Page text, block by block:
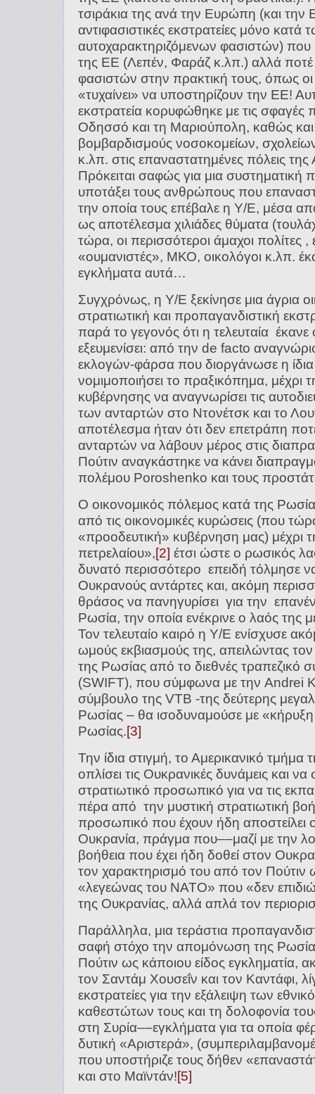
τσιράκια της ανά την Ευρώπη (και
αντιφασιστικές εκστρατείες μόνο κατά
αυτοχαρακτηριζόμενων φασιστών) που
της ΕΕ (Λεπέν, Φαράζ κ.λπ.) αλλά
φασιστών στην πρακτική τους, όπως
«τυχαίνει» να υποστηρίζουν την ΕΕ!
εκστρατεία κορυφώθηκε με τις
Οδησσό και τη Μαριούπολη, καθώς και
βομβαρδισμούς νοσοκομείων,
κ.λπ. στις επαναστατημένες πόλεις
Πρόκειται σαφώς για μια συστηματική
υποτάξει τους ανθρώπους που
την οποία τους επέβαλε η Υ/Ε, μέσα
ως αποτέλεσμα χιλιάδες θύματα
τώρα, οι περισσότεροι άμαχοι πολίτες ,
«ουμανιστές», ΜΚΟ, οικολόγοι κ.λπ.
εγκλήματα αυτά…
Συγχρόνως, η Υ/Ε ξεκίνησε μια άγρια
στρατιωτική και προπαγανδιστική
παρά το γεγονός ότι η τελευταία
εξευμενίσει: από την de facto
εκλογών-φάρσα που διοργάνωσε η
νομιμοποιήσει το πραξικόπημα, μέχρι
κυβέρνησης να αναγνωρίσει τις
των ανταρτών στο Ντονέτσκ και το
αποτέλεσμα ήταν ότι δεν επετράπη
ανταρτών να λάβουν μέρος στις
Πούτιν αναγκάστηκε να κάνει
πολέμου Poroshenko και τους
Ο οικονομικός πόλεμος κατά της
από τις οικονομικές κυρώσεις (που
«προοδευτική» κυβέρνηση μας) μέχρι
πετρελαίου»,[2] έτσι ώστε ο ρωσικός
δυνατό περισσότερο επειδή τόλμησε
Ουκρανούς αντάρτες και, ακόμη
θράσος να πανηγυρίσει για την
Ρωσία, την οποία ενέκρινε ο λαός της
Τον τελευταίο καιρό η Υ/Ε ενίσχυσε
ωμούς εκβιασμούς της, απειλώντας
της Ρωσίας από το διεθνές
(SWIFT), που σύμφωνα με την Andrei
σύμβουλο της VTB -της δεύτερης
Ρωσίας – θα ισοδυναμούσε με
Ρωσίας.[3]
Την ίδια στιγμή, το Αμερικανικό
οπλίσει τις Ουκρανικές δυνάμεις και να
στρατιωτικό προσωπικό για να τις
πέρα από την μυστική στρατιωτική
προσωπικό που έχουν ήδη αποστείλει
Ουκρανία, πράγμα που––μαζί με την
βοήθεια που έχει ήδη δοθεί στον
τον χαρακτηρισμό του από τον Πούτιν
«λεγεώνας του ΝΑΤΟ» που «δεν
της Ουκρανίας, αλλά απλά τον
Παράλληλα, μια τεράστια
σαφή στόχο την απομόνωση της
Πούτιν ως κάποιου είδος εγκληματία,
τον Σαντάμ Χουσεΐν και τον Καντάφι,
εκστρατείες για την εξάλειψη των
καθεστώτων τους και τη δολοφονία
στη Συρία––εγκλήματα για τα οποία
δυτική «Αριστερά»,
που υποστήριζε τους δήθεν
και στο Μαϊντάν![5]